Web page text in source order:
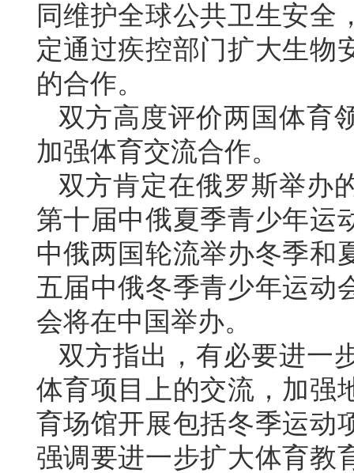
同维护全球公共卫生安全
定通过疾控部门扩大生物
的合作。
双方高度评价两国体育
加强体育交流合作。
双方肯定在俄罗斯举办
第十届中俄夏季青少年运
中俄两国轮流举办冬季和
五届中俄冬季青少年运动
会将在中国举办。
双方指出，有必要进一
体育项目上的交流，加强
育场馆开展包括冬季运动
强调要进一步扩大体育教